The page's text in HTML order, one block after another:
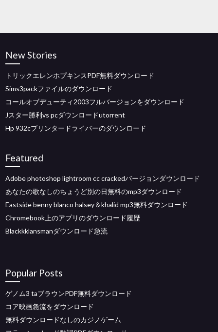
New Stories
トリックエレンホプキンスPDF無料ダウンロード
Sims3packファイルのダウンロード
コールオブデューティ2003フルバージョンをダウンロード
Jスター勝利vs pcダウンロードutorrent
Hp 932cプリンタードライバーのダウンロード
Featured
Adobe photoshop lightroom cc crackedバージョンダウンロード
あなたの歌なしのちょうど別の日無料のmp3ダウンロード
Eastside benny blanco halsey＆khalid mp3無料ダウンロード
Chromebook上のアプリのダウンロード履歴
Blackkklansmanダウンロード急流
Popular Posts
ゲノム3 taブラウンPDF無料ダウンロード
コア映画急流をダウンロード
無料ダウンロードなしのカジノゲーム